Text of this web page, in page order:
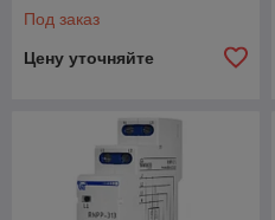
Под заказ
Цену уточняйте